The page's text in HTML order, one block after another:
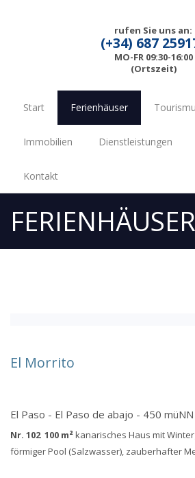
rufen Sie uns an:
(+34) 687
MO-FR 09:30-16:00
(Ortszeit)
Start Ferienhäuser
Immobilien Dienstleistungen
Kontakt
FERIENHÄUSER
El Morrito
El Paso - El Paso de abajo - 450 müNN
Nr. 102 100 m²kanarisches Haus mit
förmiger Pool (Salzwasser), zauberhafter